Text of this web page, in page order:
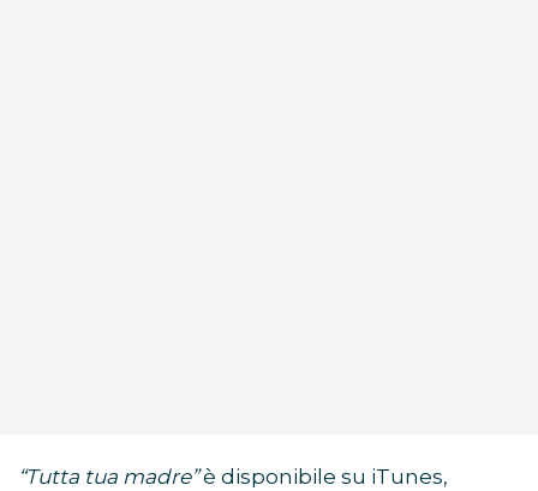
“Tutta tua madre”è disponibile su iTunes,